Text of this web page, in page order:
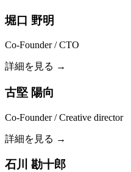
堀口 野明
Co-Founder / CTO
詳細を見る →
古堅 陽向
Co-Founder / Creative director
詳細を見る →
石川 勘十郎